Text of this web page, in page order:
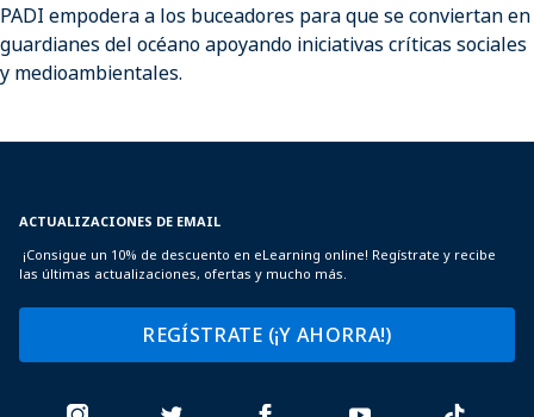
PADI empodera a los buceadores para que se conviertan en
guardianes del océano apoyando iniciativas críticas sociales
y medioambientales.
ACTUALIZACIONES DE EMAIL
¡Consigue un 10% de descuento en eLearning online! Regístrate y recibe
las últimas actualizaciones, ofertas y mucho más.
REGÍSTRATE (¡Y AHORRA!)